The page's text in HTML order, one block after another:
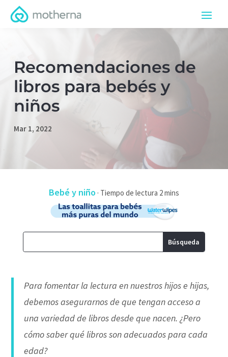
Recomendaciones de
libros para bebés y
niños
Mar 1, 2022
Bebé y niño ·
Para fomentar la lectura en nuestros hijos e hijas,
debemos asegurarnos de que tengan acceso a
una variedad de libros desde que nacen. ¿Pero
cómo saber qué libros son adecuados para cada
edad?